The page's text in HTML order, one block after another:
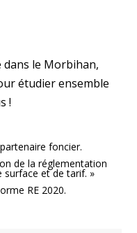
le Morbihan,
étudier ensemble
!
foncier.
de la réglementation
surface et de tarif. »
RE 2020.